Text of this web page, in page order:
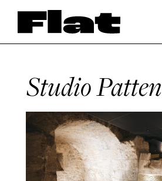
Studio Patten